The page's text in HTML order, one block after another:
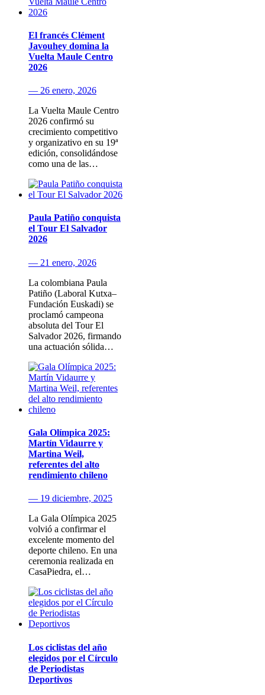
El francés Clément
Javouhey domina la
Vuelta Maule Centro
2026
— 26 enero, 2026
La Vuelta Maule Centro
2026 confirmó su
crecimiento competitivo
y organizativo en su 19ª
edición, consolidándose
como una de las…
Paula Patiño conquista
el Tour El Salvador
2026
— 21 enero, 2026
La colombiana Paula
Patiño (Laboral Kutxa–
Fundación Euskadi) se
proclamó campeona
absoluta del Tour El
Salvador 2026, firmando
una actuación sólida…
Gala Olímpica 2025:
Martín Vidaurre y
Martina Weil,
referentes del alto
rendimiento chileno
— 19 diciembre, 2025
La Gala Olímpica 2025
volvió a confirmar el
excelente momento del
deporte chileno. En una
ceremonia realizada en
CasaPiedra, el…
Los ciclistas del año
elegidos por el Círculo
de Periodistas
Deportivos